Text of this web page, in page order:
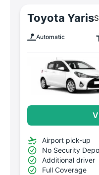
Toyota Yaris
Automatic
Airport pick-up
No Security
Additional driver
Full Coverage